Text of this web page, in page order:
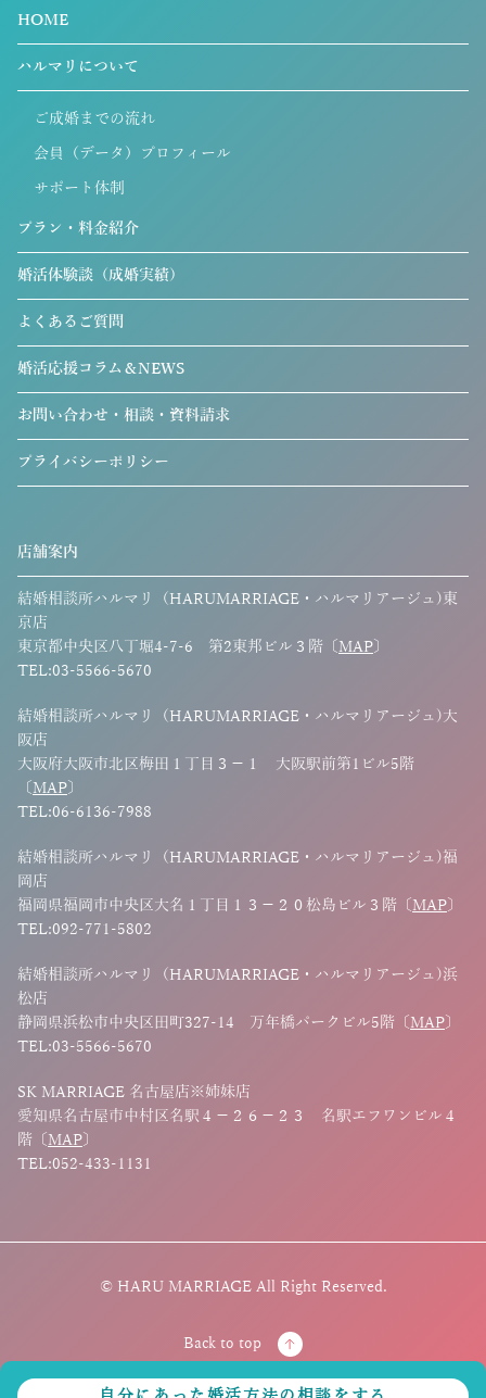
HOME
ハルマリについて
ご成婚までの流れ
会員（データ）プロフィール
サポート体制
プラン・料金紹介
婚活体験談（成婚実績）
よくあるご質問
婚活応援コラム＆NEWS
お問い合わせ・相談・資料請求
プライバシーポリシー
店舗案内
結婚相談所ハルマリ（HARUMARRIAGE・ハルマリアージュ)東
京店
東京都中央区八丁堀4-7-6 第2東邦ビル３階〔 MAP
TEL:03-5566-5670
結婚相談所ハルマリ（HARUMARRIAGE・ハルマリアージュ)大
阪店
大阪府大阪市北区梅田１丁目３−１ 大阪駅前第1ビル5階
MAP
TEL:06-6136-7988
結婚相談所ハルマリ（HARUMARRIAGE・ハルマリアージュ)福
岡店
福岡県福岡市中央区大名１丁目１３−２０松島ビル３階〔 MAP
TEL:092-771-5802
結婚相談所ハルマリ（HARUMARRIAGE・ハルマリアージュ)浜
松店
静岡県浜松市中央区田町327-14 万年橋パークビル5階〔 MAP
TEL:03-5566-5670
SK MARRIAGE 名古屋店※姉妹店
愛知県名古屋市中村区名駅４－２６－２３ 名駅エフワンビル４
階〔 MAP
TEL:052-433-1131
© HARU MARRIAGE All Right Reserved.
Back to top